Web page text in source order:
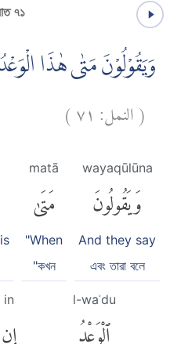
৭১
وَيَقُوْلُوْنَ مَتٰى هٰذَا
(النمل: ٧١)
wayaqūlūna
وَيَقُولُونَ
And they say
এবং তারা বলে
matā
مَتَىٰ
"When
"কখন
l-waʿdu
ٱلْوَعْدُ
in
إِن